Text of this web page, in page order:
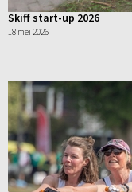
Skiff start-up 2026
18 mei 2026